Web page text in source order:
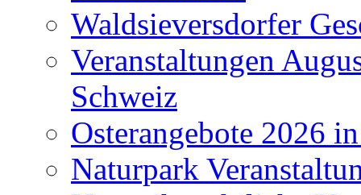
Waldsieversdorfer
Veranstaltungen
Schweiz
Osterangebote 2026
Naturpark